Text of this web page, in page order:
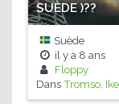
SUÈDE )??
Suède
il y a 8 ans
Floppy
DansTromso,